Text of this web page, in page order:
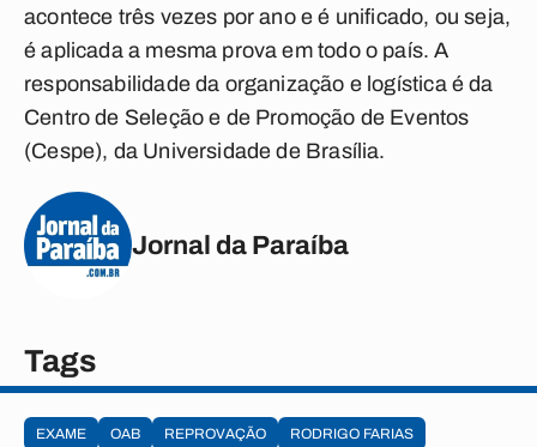
acontece três vezes por ano e é unificado, ou seja,
é aplicada a mesma prova em todo o país. A
responsabilidade da organização e logística é da
Centro de Seleção e de Promoção de Eventos
(Cespe), da Universidade de Brasília.
Jornal da Paraíba
Tags
EXAME OAB REPROVAÇÃO RODRIGO FARIAS